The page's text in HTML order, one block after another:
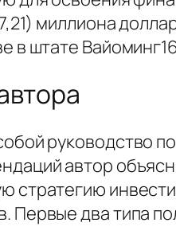
миллиона
в штате
руководство
автор
стратегию
Первые два типа